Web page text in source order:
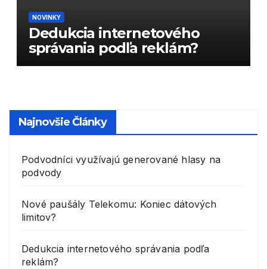
NOVINKY
Dedukcia internetového
správania podľa reklám?
Najnovšie Články
Podvodníci využívajú generované hlasy na
podvody
Nové paušály Telekomu: Koniec dátových
limitov?
Dedukcia internetového správania podľa
reklám?